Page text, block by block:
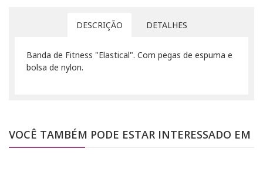
DESCRIÇÃO DETALHES
Banda de Fitness "Elastical". Com pegas de espuma e
bolsa de nylon.
VOCÊ TAMBÉM PODE ESTAR INTERESSADO EM